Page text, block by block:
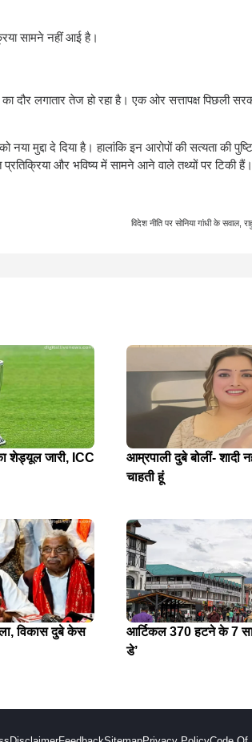
सामने नहीं आई है।
दौर लगातार तेज हो रहा है। एक ओर सत्तापक्ष पिछली
दे दिया है। हालांकि इन आरोपों की सत्यता की पुष्टि
प्रतिक्रिया और भविष्य में सामने आने वाले तथ्यों पर टिकी हैं।
विदेश नीति पर सोनिया गांधी के सवाल,
शेड्यूल जारी, ICC
आम्रपाली दुबे बोलीं- शादी
चाहती हूं
विकास दुबे केस
आर्टिकल 370 हटने के 7
डे’